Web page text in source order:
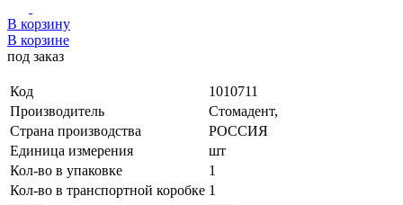
В корзину
В корзине
под заказ
Код
1010711
Производитель
Стомадент,
Страна производства
РОССИЯ
Единица измерения
шт
Кол-во в упаковке
1
Кол-во в транспортной коробке 1